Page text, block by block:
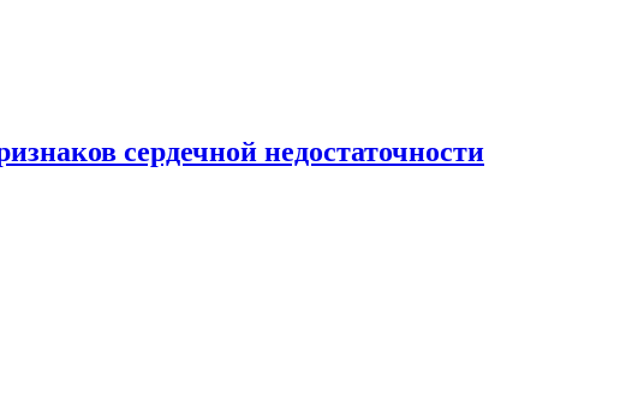
сердечной недостаточности